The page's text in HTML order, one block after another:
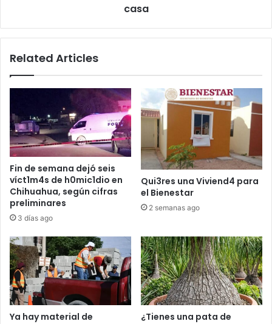
casa
Related Articles
Fin de semana dejó seis
víct1m4s de h0mic1dio en
Chihuahua, según cifras
preliminares
3 días ago
Qui3res una Viviend4 para
el Bienestar
2 semanas ago
Ya hay material de
¿Tienes una pata de